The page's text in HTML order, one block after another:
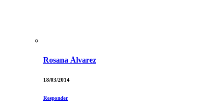
Rosana Álvarez
18/03/2014
Responder